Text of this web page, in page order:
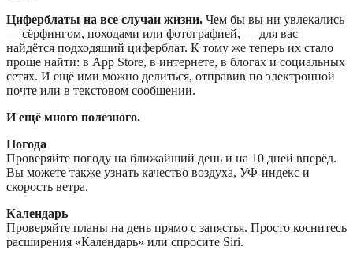
Циферблаты на все случаи жизни. Чем бы вы ни увлекались
— сёрфингом, походами или фотографией, — для вас
найдётся подходящий циферблат. К тому же теперь их стало
проще найти: в App Store, в интернете, в блогах и социальных
сетях. И ещё ими можно делиться, отправив по электронной
почте или в текстовом сообщении.
И ещё много полезного.
Погода
Проверяйте погоду на ближайший день и на 10 дней вперёд.
Вы можете также узнать качество воздуха, УФ‑индекс и
скорость ветра.
Календарь
Проверяйте планы на день прямо с запястья. Просто коснитесь
расширения «Календарь» или спросите Siri.